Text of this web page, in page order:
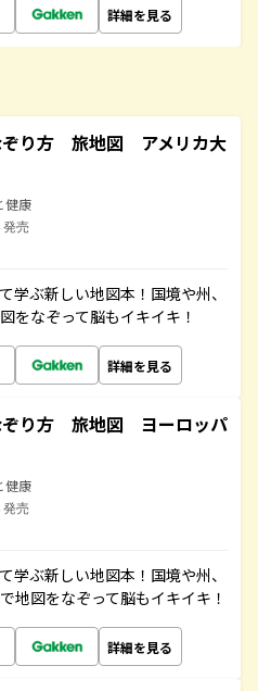
詳細を見る
ぞり方 旅地図 アメリカ大
健康
発売
学ぶ新しい地図本！国境や州、
をなぞって脳もイキイキ！
詳細を見る
ぞり方 旅地図 ヨーロッパ
健康
発売
学ぶ新しい地図本！国境や州、
地図をなぞって脳もイキイキ！
詳細を見る